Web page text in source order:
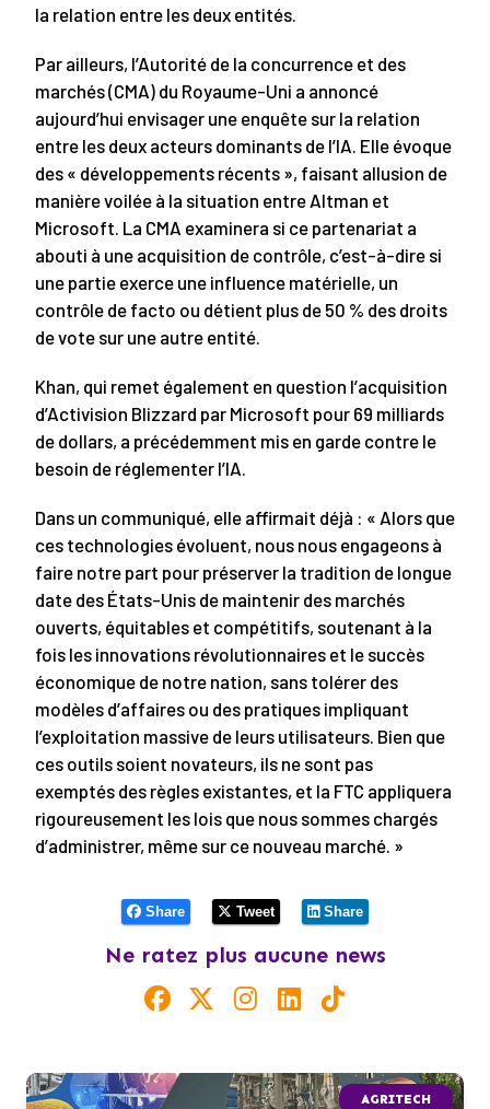
la relation entre les deux entités.
Par ailleurs, l’Autorité de la concurrence et des
marchés (CMA) du Royaume-Uni a annoncé
aujourd’hui envisager une enquête sur la relation
entre les deux acteurs dominants de l’IA. Elle évoque
des « développements récents », faisant allusion de
manière voilée à la situation entre Altman et
Microsoft. La CMA examinera si ce partenariat a
abouti à une acquisition de contrôle, c’est-à-dire si
une partie exerce une influence matérielle, un
contrôle de facto ou détient plus de 50 % des droits
de vote sur une autre entité.
Khan, qui remet également en question l’acquisition
d’Activision Blizzard par Microsoft pour 69 milliards
de dollars, a précédemment mis en garde contre le
besoin de réglementer l’IA.
Dans un communiqué, elle affirmait déjà : « Alors que
ces technologies évoluent, nous nous engageons à
faire notre part pour préserver la tradition de longue
date des États-Unis de maintenir des marchés
ouverts, équitables et compétitifs, soutenant à la
fois les innovations révolutionnaires et le succès
économique de notre nation, sans tolérer des
modèles d’affaires ou des pratiques impliquant
l’exploitation massive de leurs utilisateurs. Bien que
ces outils soient novateurs, ils ne sont pas
exemptés des règles existantes, et la FTC appliquera
rigoureusement les lois que nous sommes chargés
d’administrer, même sur ce nouveau marché. »
Share Tweet Share
Ne ratez plus aucune news
AGRITECH